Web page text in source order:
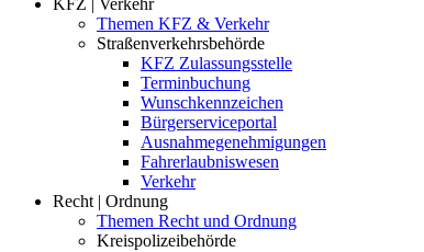
Themen KFZ & Verkehr
Straßenverkehrsbehörde
KFZ Zulassungsstelle
Terminbuchung
Wunschkennzeichen
Bürgerserviceportal
Ausnahmegenehmigungen
Fahrerlaubniswesen
Verkehr
Recht | Ordnung
Themen Recht und Ordnung
Kreispolizeibehörde